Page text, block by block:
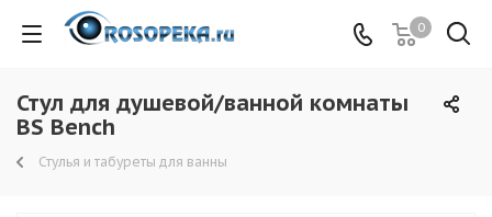
0
Стул для душевой/ванной комнаты
BS Bench
Стулья и табуреты для ванны